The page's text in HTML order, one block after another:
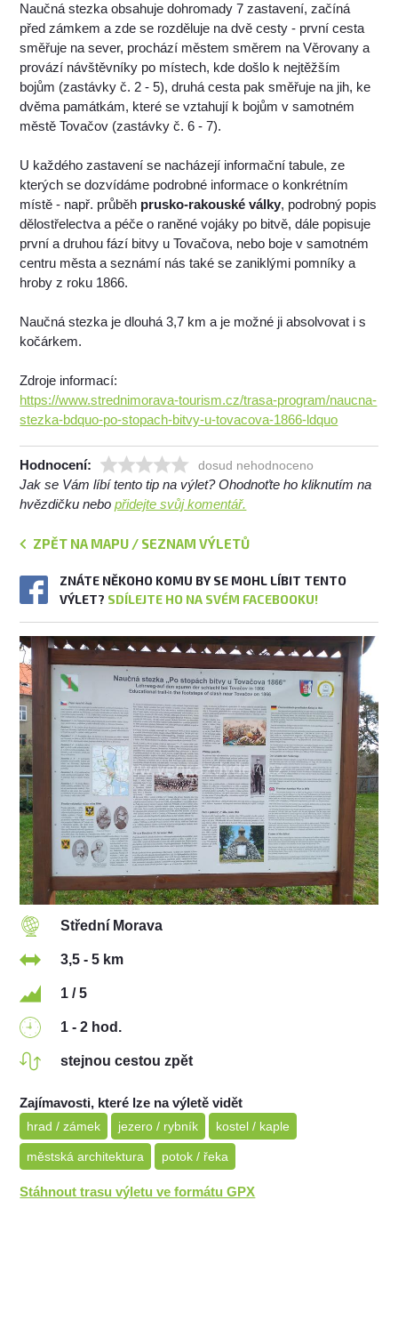
Naučná stezka obsahuje dohromady 7 zastavení, začíná
před zámkem a zde se rozděluje na dvě cesty - první cesta
směřuje na sever, prochází městem směrem na Věrovany a
provází návštěvníky po místech, kde došlo k nejtěžším
bojům (zastávky č. 2 - 5), druhá cesta pak směřuje na jih, ke
dvěma památkám, které se vztahují k bojům v samotném
městě Tovačov (zastávky č. 6 - 7).
U každého zastavení se nacházejí informační tabule, ze
kterých se dozvídáme podrobné informace o konkrétním
místě - např. průběh prusko-rakouské války, podrobný popis
dělostřelectva a péče o raněné vojáky po bitvě, dále popisuje
první a druhou fází bitvy u Tovačova, nebo boje v samotném
centru města a seznámí nás také se zaniklými pomníky a
hroby z roku 1866.
Naučná stezka je dlouhá 3,7 km a je možné ji absolvovat i s
kočárkem.
Zdroje informací:
https://www.strednimorava-tourism.cz/trasa-program/naucna-
stezka-bdquo-po-stopach-bitvy-u-tovacova-1866-ldquo
Hodnocení: dosud nehodnoceno
Jak se Vám líbí tento tip na výlet? Ohodnoťte ho kliknutím na
hvězdičku nebopřidejte svůj komentář.
ZPĚT NA MAPU / SEZNAM VÝLETŮ
ZNÁTE NĚKOHO KOMU BY SE MOHL LÍBIT TENTO
VÝLET? SDÍLEJTE HO NA SVÉM FACEBOOKU!
Střední Morava
3,5 - 5 km
1 / 5
1 - 2 hod.
stejnou cestou zpět
Zajímavosti, které lze na výletě vidět
hrad / zámek jezero / rybník kostel / kaple
městská architektura potok / řeka
Stáhnout trasu výletu ve formátu GPX